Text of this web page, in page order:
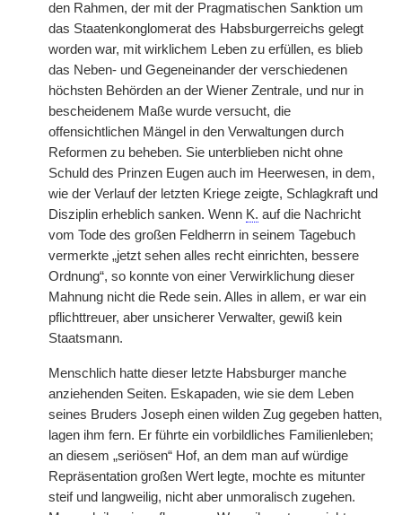
den Rahmen, der mit der Pragmatischen Sanktion um
das Staatenkonglomerat des Habsburgerreichs gelegt
worden war, mit wirklichem Leben zu erfüllen, es blieb
das Neben- und Gegeneinander der verschiedenen
höchsten Behörden an der Wiener Zentrale, und nur in
bescheidenem Maße wurde versucht, die
offensichtlichen Mängel in den Verwaltungen durch
Reformen zu beheben. Sie unterblieben nicht ohne
Schuld des Prinzen Eugen auch im Heerwesen, in dem,
wie der Verlauf der letzten Kriege zeigte, Schlagkraft und
Disziplin erheblich sanken. Wenn K. auf die Nachricht
vom Tode des großen Feldherrn in seinem Tagebuch
vermerkte „jetzt sehen alles recht einrichten, bessere
Ordnung“, so konnte von einer Verwirklichung dieser
Mahnung nicht die Rede sein. Alles in allem, er war ein
pflichttreuer, aber unsicherer Verwalter, gewiß kein
Staatsmann.
Menschlich hatte dieser letzte Habsburger manche
anziehenden Seiten. Eskapaden, wie sie dem Leben
seines Bruders Joseph einen wilden Zug gegeben hatten,
lagen ihm fern. Er führte ein vorbildliches Familienleben;
an diesem „seriösen“ Hof, an dem man auf würdige
Repräsentation großen Wert legte, mochte es mitunter
steif und langweilig, nicht aber unmoralisch zugehen.